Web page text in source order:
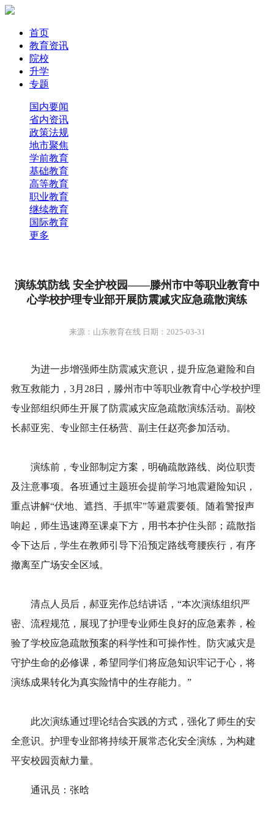
首页
教育资讯
院校
升学
专题
国内要闻
省内资讯
政策法规
地市聚焦
学前教育
基础教育
高等教育
职业教育
继续教育
国际教育
更多
演练筑防线 安全护校园——滕州市中等职业教育中
心学校护理专业部开展防震减灾应急疏散演练
来源：山东教育在线 日期：2025-03-31
为进一步增强师生防震减灾意识，提升应急避险和自
救互救能力，3月28日，滕州市中等职业教育中心学校护理
专业部组织师生开展了防震减灾应急疏散演练活动。副校
长郝亚宪、专业部主任杨营、副主任赵亮参加活动。
演练前，专业部制定方案，明确疏散路线、岗位职责
及注意事项。各班通过主题班会提前学习地震避险知识，
重点讲解“伏地、遮挡、手抓牢”等避震要领。随着警报声
响起，师生迅速蹲至课桌下方，用书本护住头部；疏散指
令下达后，学生在教师引导下沿预定路线弯腰疾行，有序
撤离至广场安全区域。
清点人员后，郝亚宪作总结讲话，“本次演练组织严
密、流程规范，展现了护理专业师生良好的应急素养，检
验了学校应急疏散预案的科学性和可操作性。防灾减灾是
守护生命的必修课，希望同学们将应急知识牢记于心，将
演练成果转化为真实险情中的生存能力。”
此次演练通过理论结合实践的方式，强化了师生的安
全意识。护理专业部将持续开展常态化安全演练，为构建
平安校园贡献力量。
通讯员：张晗